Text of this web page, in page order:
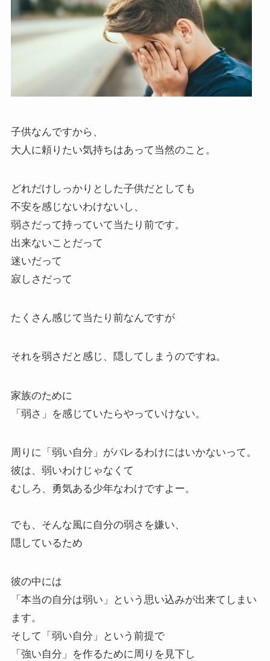
子供なんですから、
大人に頼りたい気持ちはあって当然のこと。
どれだけしっかりとした子供だとしても
不安を感じないわけないし、
弱さだって持っていて当たり前です。
出来ないことだって
迷いだって
寂しさだって
たくさん感じて当たり前なんですが
それを弱さだと感じ、隠してしまうのですね。
家族のために
「弱さ」を感じていたらやっていけない。
周りに「弱い自分」がバレるわけにはいかないって。
彼は、弱いわけじゃなくて
むしろ、勇気ある少年なわけですよー。
でも、そんな風に自分の弱さを嫌い、
隠しているため
彼の中には
「本当の自分は弱い」という思い込みが出来てしまい
ます。
そして「弱い自分」という前提で
「強い自分」を作るために周りを見下し